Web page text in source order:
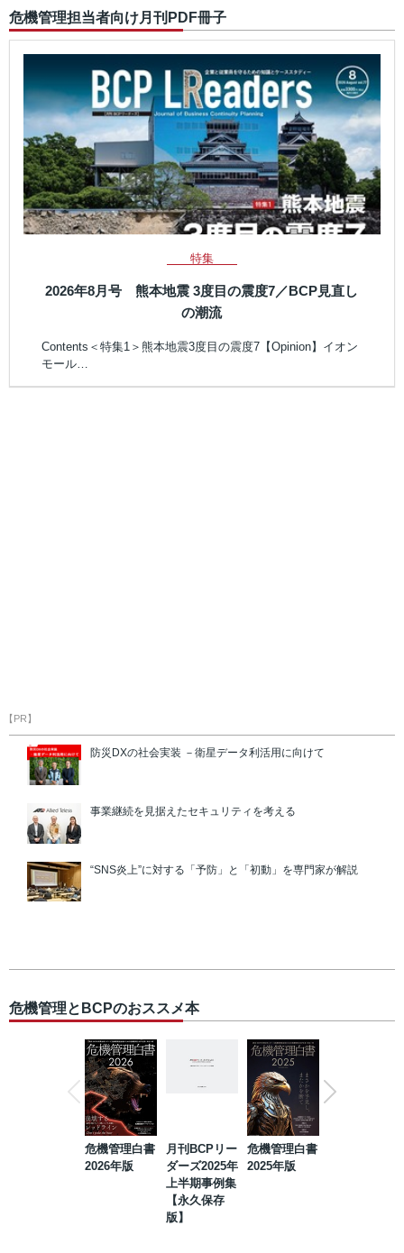
危機管理担当者向け月刊PDF冊子
特集
2026年8月号 熊本地震 3度目の震度7／BCP見直し
の潮流
Contents＜特集1＞熊本地震3度目の震度7【Opinion】イオン
モール…
【PR】
防災DXの社会実装 －衛星データ利活用に向けて
事業継続を見据えたセキュリティを考える
“SNS炎上”に対する「予防」と「初動」を専門家が解説
危機管理とBCPのおススメ本
危機管理白書
2026年版
月刊BCPリー
ダーズ2025年
上半期事例集
【永久保存
版】
危機管理白書
2025年版